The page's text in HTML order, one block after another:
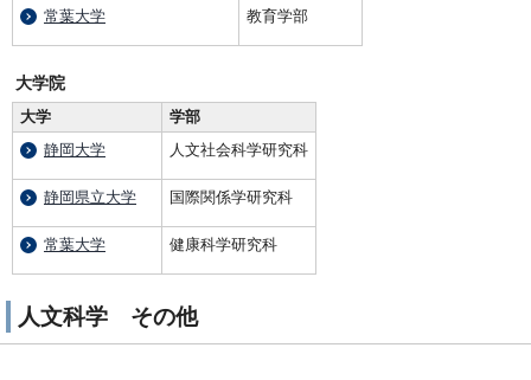
常葉大学 教育学部
大学院
大学
学部
静岡大学
人文社会科学研究科
静岡県立大学 国際関係学研究科
常葉大学 健康科学研究科
人文科学 その他